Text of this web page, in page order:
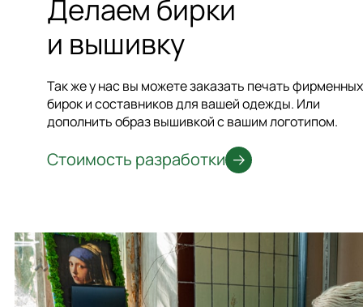
Делаем бирки
и вышивку
Так же у нас вы можете заказать печать фирменных
бирок и составников для вашей одежды. Или
дополнить образ вышивкой с вашим логотипом.
Стоимость разработки